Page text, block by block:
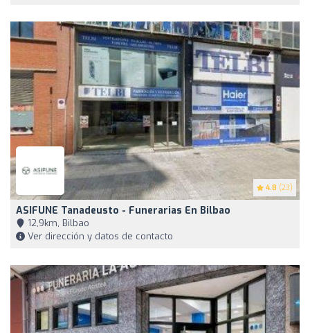
4.8 (23)
ASIFUNE Tanadeusto - Funerarias En Bilbao
12,9km, Bilbao
Ver dirección y datos de contacto